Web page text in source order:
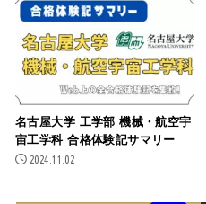
名古屋大学 工学部 機械・航空宇
宙工学科 合格体験記サマリー
2024.11.02